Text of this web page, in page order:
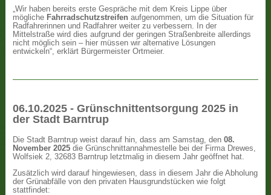
„Wir haben bereits erste Gespräche mit dem Kreis Lippe über
mögliche Fahrradschutzstreifen aufgenommen, um die Situation für
Radfahrerinnen und Radfahrer weiter zu verbessern. In der
Mittelstraße wird dies aufgrund der geringen Straßenbreite allerdings
nicht möglich sein – hier müssen wir alternative Lösungen
entwickeln“, erklärt Bürgermeister Ortmeier.
06.10.2025 - Grünschnittentsorgung 2025 in
der Stadt Barntrup
Die Stadt Barntrup weist darauf hin, dass am Samstag, den08.
November 2025 die Grünschnittannahmestelle bei der Firma Drewes,
Wolfsiek 2, 32683 Barntrup letztmalig in diesem Jahr geöffnet hat.
Zusätzlich wird darauf hingewiesen, dass in diesem Jahr die Abholung
der Grünabfälle von den privaten Hausgrundstücken wie folgt
stattfindet: